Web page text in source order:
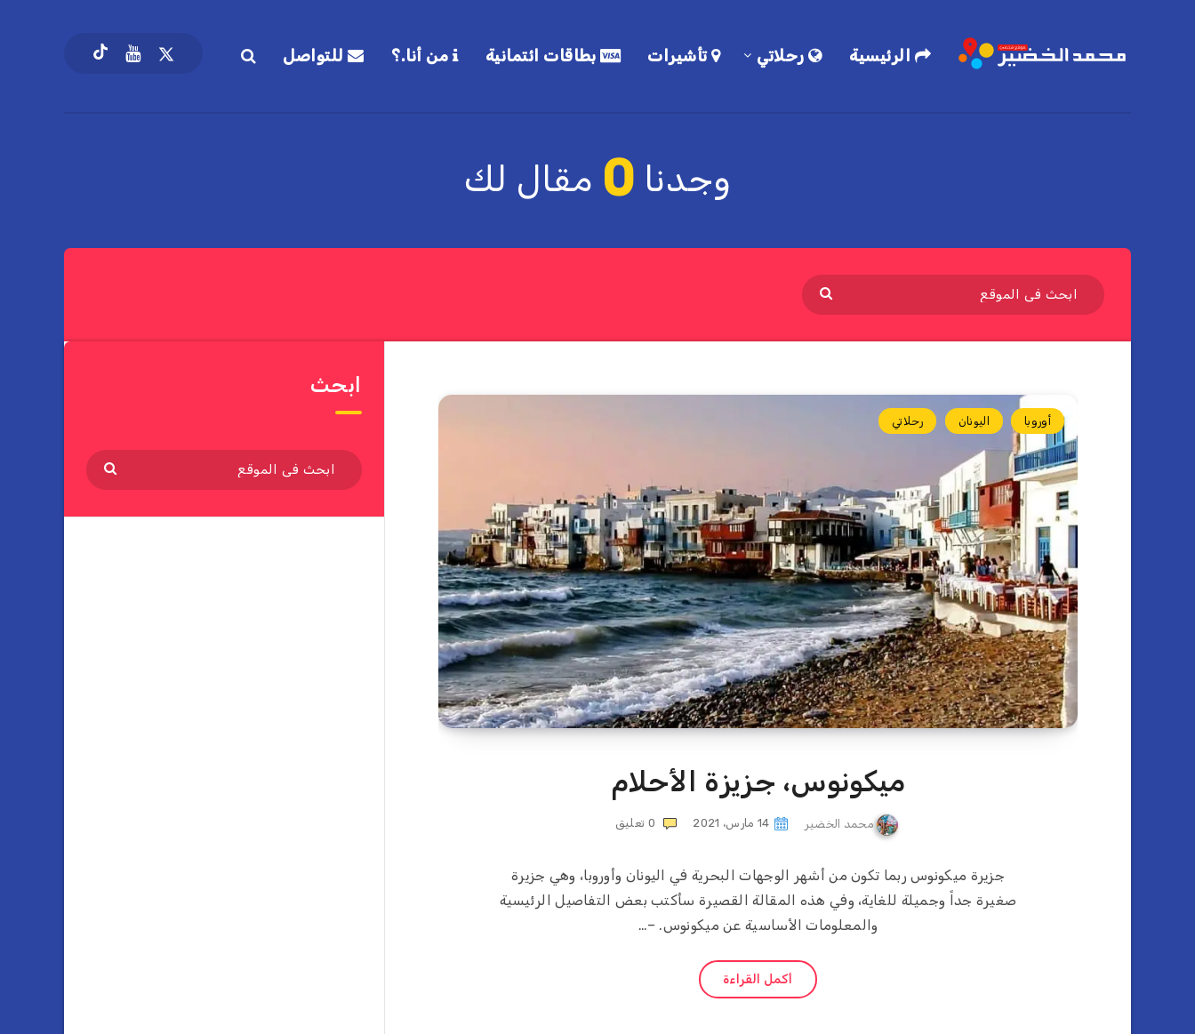
الرئيسية رحلاتي تأشيرات بطاقات ائتمانية من أنا.؟ للتواصل
وجدنا 0 مقال لك
أوروبا اليونان رحلاتي
ميكونوس، جزيزة الأحلام
محمد الخضير 14 مارس، 2021 0 تعليق
جزيرة ميكونوس ربما تكون من أشهر الوجهات البحرية في اليونان وأوروبا، وهي جزيرة
صغيرة جداً وجميلة للغاية، وفي هذه المقالة القصيرة سأكتب بعض التفاصيل الرئيسية
والمعلومات الأساسية عن ميكونوس. –…
أكمل القراءة
ابحث